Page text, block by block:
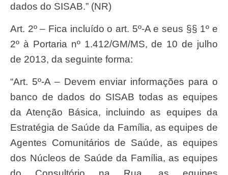
dados do SISAB.” (NR)
Art. 2º – Fica incluído o art. 5º-A e seus §§ 1º e
2º à Portaria nº 1.412/GM/MS, de 10 de julho
de 2013, da seguinte forma:
“Art. 5º-A – Devem enviar informações para o
banco de dados do SISAB todas as equipes
da Atenção Básica, incluindo as equipes da
Estratégia de Saúde da Família, as equipes de
Agentes Comunitários de Saúde, as equipes
dos Núcleos de Saúde da Família, as equipes